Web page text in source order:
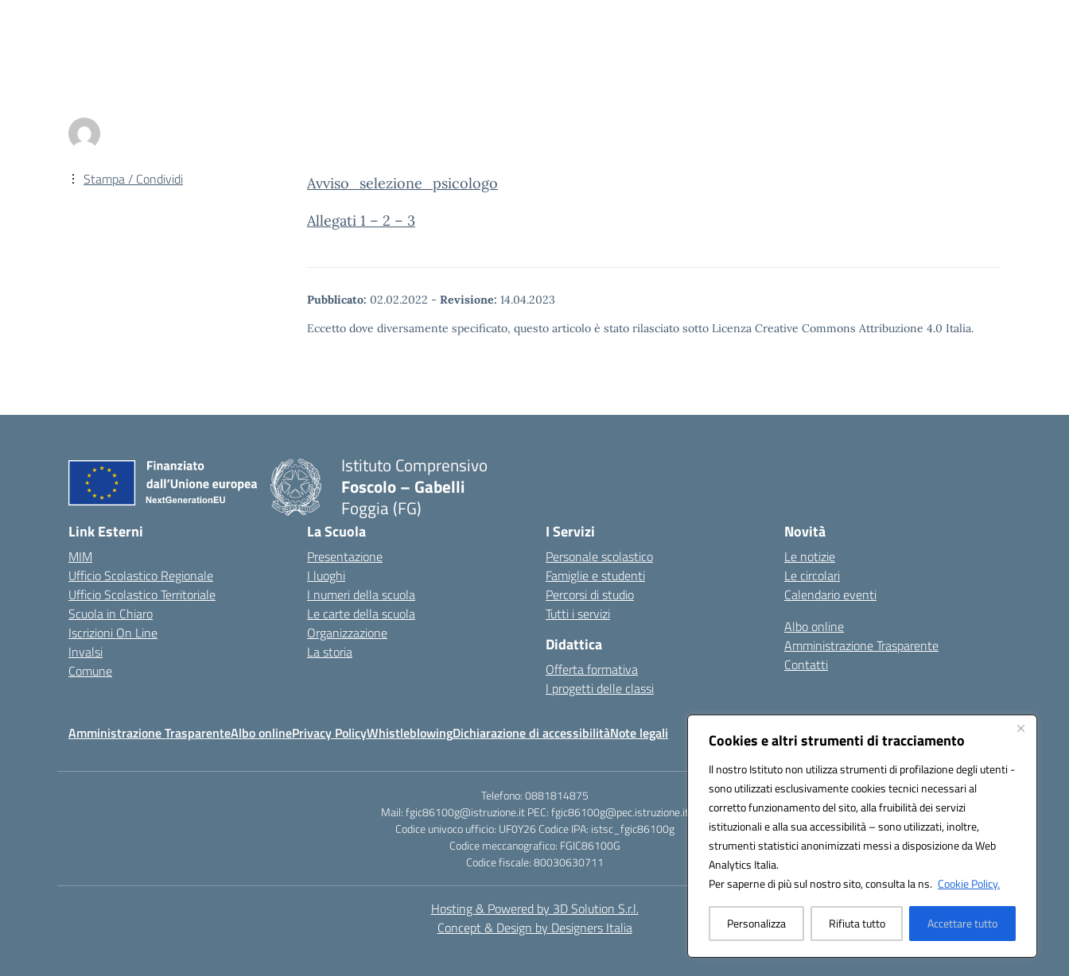
Cookies e altri strumenti di tracciamento
Il nostro Istituto non utilizza strumenti di profilazione degli utenti -
sono utilizzati esclusivamente cookies tecnici necessari al
corretto funzionamento del sito, alla fruibilità dei servizi
istituzionali e alla sua accessibilità – sono utilizzati, inoltre,
strumenti statistici anonimizzati messi a disposizione da Web
Analytics Italia.
Per saperne di più sul nostro sito, consulta la ns. Cookie Policy.
Personalizza Rifiuta tutto Accettare tutto
Avviso_selezione_psicologo
Allegati 1 – 2 – 3
Pubblicato: 02.02.2022 - Revisione: 14.04.2023
Eccetto dove diversamente specificato, questo articolo è stato rilasciato sotto Licenza Creative Commons Attribuzione 4.0 Italia.
Stampa / Condividi
Istituto Comprensivo
Foscolo – Gabelli
Foggia (FG)
— Visita la pagina iniziale della scuola
Link Esterni
MIM
Ufficio Scolastico Regionale
Ufficio Scolastico Territoriale
Scuola in Chiaro
Iscrizioni On Line
Invalsi
Comune
La Scuola
Presentazione
I luoghi
I numeri della scuola
Le carte della scuola
Organizzazione
La storia
I Servizi
Personale scolastico
Famiglie e studenti
Percorsi di studio
Tutti i servizi
Didattica
Offerta formativa
I progetti delle classi
Novità
Le notizie
Le circolari
Calendario eventi
Albo online
Amministrazione Trasparente
Contatti
Amministrazione TrasparenteAlbo onlinePrivacy PolicyWhistleblowingDichiarazione di accessibilitàNote legali Seguici su:
Telefono: 0881814875
Mail: fgic86100g@istruzione.it PEC: fgic86100g@pec.istruzione.it
Codice univoco ufficio: UF0Y26 Codice IPA: istsc_fgic86100g
Codice meccanografico: FGIC86100G
Codice fiscale: 80030630711
Hosting & Powered by 3D Solution S.r.l.
Concept & Design by Designers Italia